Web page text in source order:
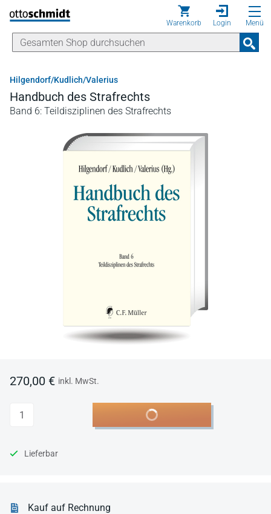
Direkt zum Inhalt
Warenkorb Login Menü
Hilgendorf/Kudlich/Valerius
Handbuch des Strafrechts
Band 6: Teildisziplinen des Strafrechts
270,00 € inkl. MwSt.
Anzahl In den Warenkorb
Lieferbar
Kauf auf Rechnung